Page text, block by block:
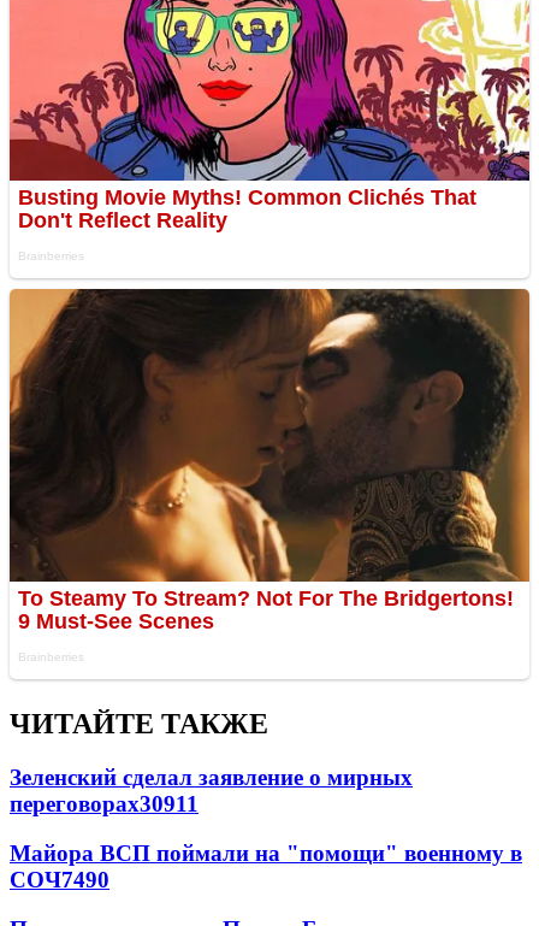
ЧИТАЙТЕ ТАКЖЕ
Зеленский сделал заявление о мирных
переговорах30911
Майора ВСП поймали на "помощи" военному в
СОЧ7490